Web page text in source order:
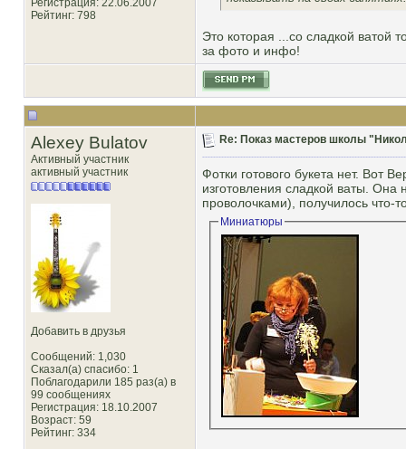
Регистрация: 22.06.2007
Рейтинг: 798
Это которая ...со сладкой ватой
за фото и инфо!
Alexey Bulatov
Активный участник
активный участник
Добавить в друзья
Сообщений: 1,030
Сказал(а) спасибо: 1
Поблагодарили 185 раз(а) в
99 сообщениях
Регистрация: 18.10.2007
Возраст: 59
Рейтинг: 334
Re: Показ мастеров школы
Фотки готового букета нет. Вот
изготовления сладкой ваты. Она
проволочками), получилось что-
Миниатюры